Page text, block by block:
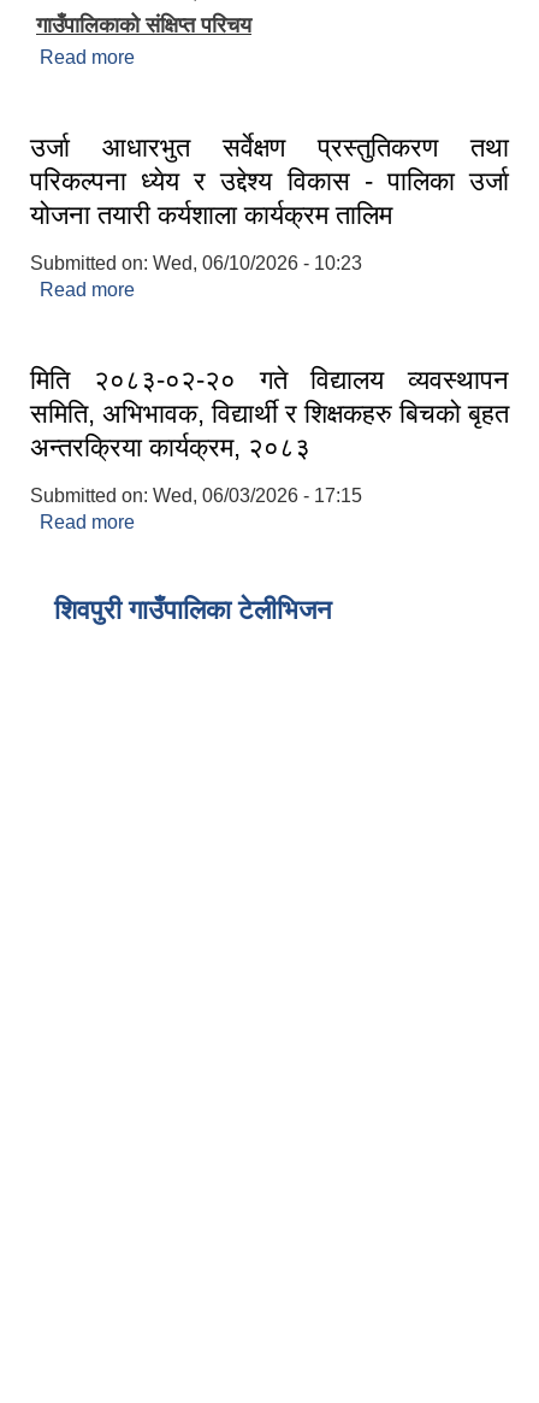
गाउँपालिकाको संक्षिप्त परिचय
Read more
उर्जा आधारभुत सर्वेक्षण प्रस्तुतिकरण तथा
परिकल्पना ध्येय र उद्देश्य विकास - पालिका उर्जा
योजना तयारी कर्यशाला कार्यक्रम तालिम
Submitted on: Wed, 06/10/2026 - 10:23
Read more
मिति २०८३-०२-२० गते विद्यालय व्यवस्थापन
समिति, अभिभावक, विद्यार्थी र शिक्षकहरु बिचको बृहत
अन्तरक्रिया कार्यक्रम, २०८३
Submitted on: Wed, 06/03/2026 - 17:15
Read more
शिवपुरी गाउँपालिका टेलीभिजन